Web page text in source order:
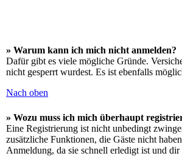
» Warum kann ich mich nicht anmelden?
Dafür gibt es viele mögliche Gründe.
nicht gesperrt wurdest. Es ist ebenfalls
Nach oben
» Wozu muss ich mich überhaupt
Eine Registrierung ist nicht unbedingt
zusätzliche Funktionen, die Gäste nicht
Anmeldung, da sie schnell erledigt ist und